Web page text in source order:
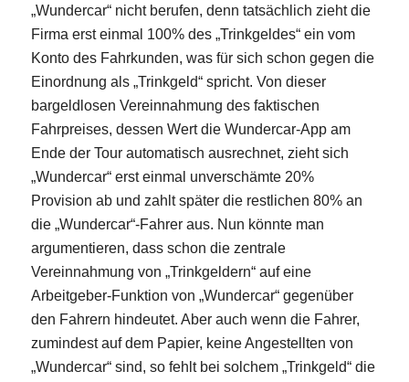
„Wundercar“ nicht berufen, denn tatsächlich zieht die
Firma erst einmal 100% des „Trinkgeldes“ ein vom
Konto des Fahrkunden, was für sich schon gegen die
Einordnung als „Trinkgeld“ spricht. Von dieser
bargeldlosen Vereinnahmung des faktischen
Fahrpreises, dessen Wert die Wundercar-App am
Ende der Tour automatisch ausrechnet, zieht sich
„Wundercar“ erst einmal unverschämte 20%
Provision ab und zahlt später die restlichen 80% an
die „Wundercar“-Fahrer aus. Nun könnte man
argumentieren, dass schon die zentrale
Vereinnahmung von „Trinkgeldern“ auf eine
Arbeitgeber-Funktion von „Wundercar“ gegenüber
den Fahrern hindeutet. Aber auch wenn die Fahrer,
zumindest auf dem Papier, keine Angestellten von
„Wundercar“ sind, so fehlt bei solchem „Trinkgeld“ die